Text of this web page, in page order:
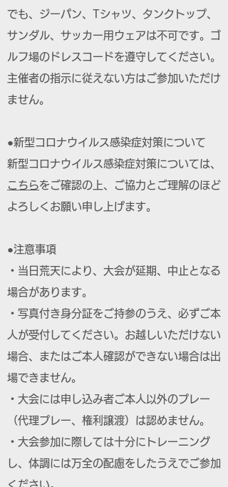
でも、ジーパン、Tシャツ、タンクトップ、
サンダル、サッカー用ウェアは不可です。ゴ
ルフ場のドレスコードを遵守してください。
主催者の指示に従えない方はご参加いただけ
ません。
●新型コロナウイルス感染症対策について
新型コロナウイルス感染症対策については、
こちらをご確認の上、ご協力とご理解のほど
よろしくお願い申し上げます。
●注意事項
・当日荒天により、大会が延期、中止となる
場合があります。
・写真付き身分証をご持参のうえ、必ずご本
人が受付してください。お越しいただけない
場合、またはご本人確認ができない場合は出
場できません。
・大会には申し込み者ご本人以外のプレー
（代理プレー、権利譲渡）は認めません。
・大会参加に際しては十分にトレーニング
し、体調には万全の配慮をしたうえでご参加
ください。